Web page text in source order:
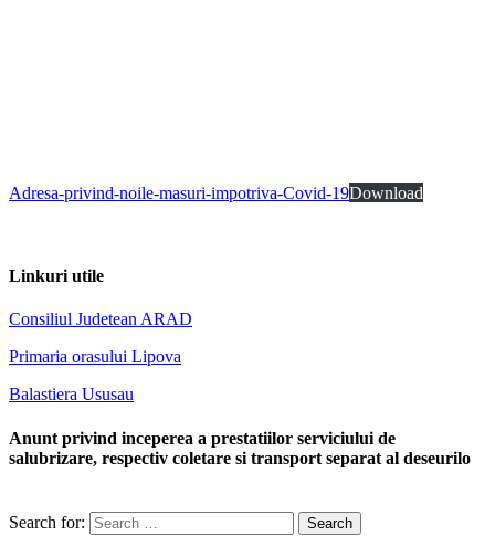
Adresa-privind-noile-masuri-impotriva-Covid-19Download
Linkuri utile
Consiliul Judetean ARAD
Primaria orasului Lipova
Balastiera Ususau
Anunt privind inceperea a prestatiilor serviciului de
salubrizare, respectiv coletare si transport separat al deseurilo
Search for: